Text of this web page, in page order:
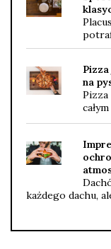
na
Pizza
każdego dachu,